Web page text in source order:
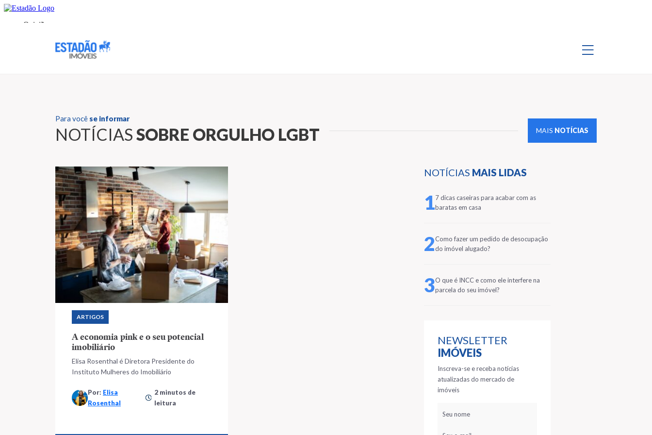
Para você se informar
NOTÍCIASSOBRE ORGULHO LGBT MAIS NOTÍCIAS
NOTÍCIAS MAIS LIDAS
17 dicas caseiras para acabar com as
baratas em casa
2Como fazer um pedido de desocupação
do imóvel alugado?
3O que é INCC e como ele interfere na
parcela do seu imóvel?
NEWSLETTER
IMÓVEIS
Inscreva-se e receba notícias
atualizadas do mercado de
imóveis
ARTIGOS
A economia pink e o seu potencial
imobiliário
Elisa Rosenthal é Diretora Presidente do
Instituto Mulheres do Imobiliário
Por: Elisa
Rosenthal
2 minutos de
leitura